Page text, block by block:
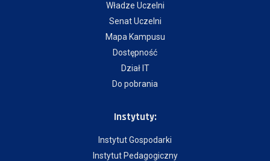
Władze Uczelni
Senat Uczelni
Mapa Kampusu
Dostępność
Dział IT
Do pobrania
Instytuty:
Instytut Gospodarki
Instytut Pedagogiczny